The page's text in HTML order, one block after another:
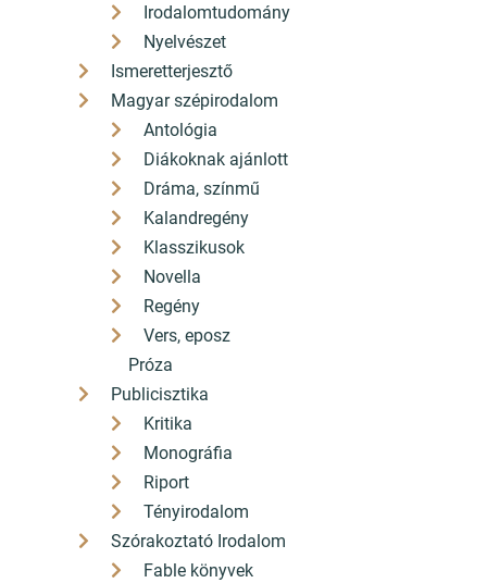
Irodalomtudomány
Nyelvészet
Ismeretterjesztő
Magyar szépirodalom
Antológia
Diákoknak ajánlott
Dráma, színmű
Kalandregény
Klasszikusok
Novella
Regény
Vers, eposz
Próza
Publicisztika
Kritika
Monográfia
Riport
Tényirodalom
Szórakoztató Irodalom
Fable könyvek